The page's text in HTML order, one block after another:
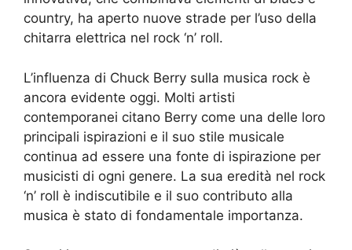
country, ha aperto nuove strade per l’uso della
chitarra elettrica nel rock ‘n’ roll.
L’influenza di Chuck Berry sulla musica rock è
ancora evidente oggi. Molti artisti
contemporanei citano Berry come una delle loro
principali ispirazioni e il suo stile musicale
continua ad essere una fonte di ispirazione per
musicisti di ogni genere. La sua eredità nel rock
‘n’ roll è indiscutibile e il suo contributo alla
musica è stato di fondamentale importanza.